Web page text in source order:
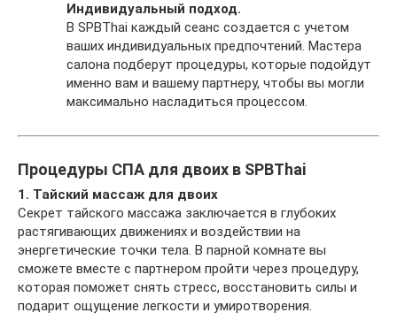
Индивидуальный подход.
В SPBThai каждый сеанс создается с учетом
ваших индивидуальных предпочтений. Мастера
салона подберут процедуры, которые подойдут
именно вам и вашему партнеру, чтобы вы могли
максимально насладиться процессом.
Процедуры СПА для двоих в SPBThai
1. Тайский массаж для двоих
Секрет тайского массажа заключается в глубоких
растягивающих движениях и воздействии на
энергетические точки тела. В парной комнате вы
сможете вместе с партнером пройти через процедуру,
которая поможет снять стресс, восстановить силы и
подарит ощущение легкости и умиротворения.